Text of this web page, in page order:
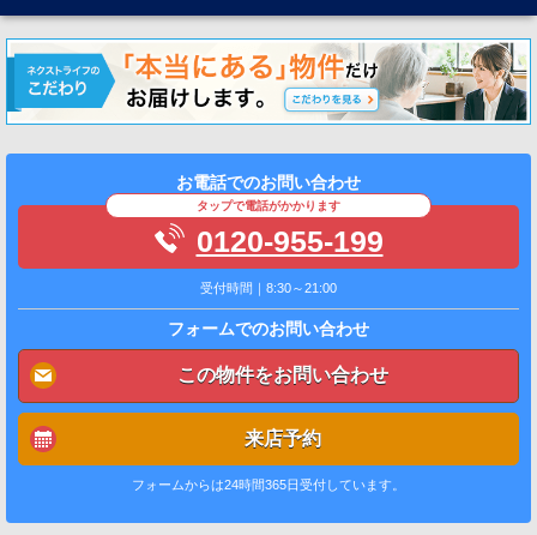
お電話でのお問い合わせ
タップで電話がかかります
0120-955-199
受付時間｜8:30～21:00
フォームでのお問い合わせ
この物件をお問い合わせ
来店予約
フォームからは24時間365日受付しています。